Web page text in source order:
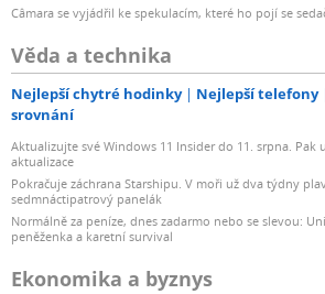
Câmara se vyjádřil ke spekulacím, které ho pojí se
Věda a technika
Nejlepší chytré hodinky Nejlepší telefony
srovnání
Aktualizujte své Windows 11 Insider do 11. srpna.
aktualizace
Pokračuje záchrana Starshipu. V moři už dva týdny
sedmnáctipatrový panelák
Normálně za peníze, dnes zadarmo nebo se slevou:
peněženka a karetní survival
Ekonomika a byznys